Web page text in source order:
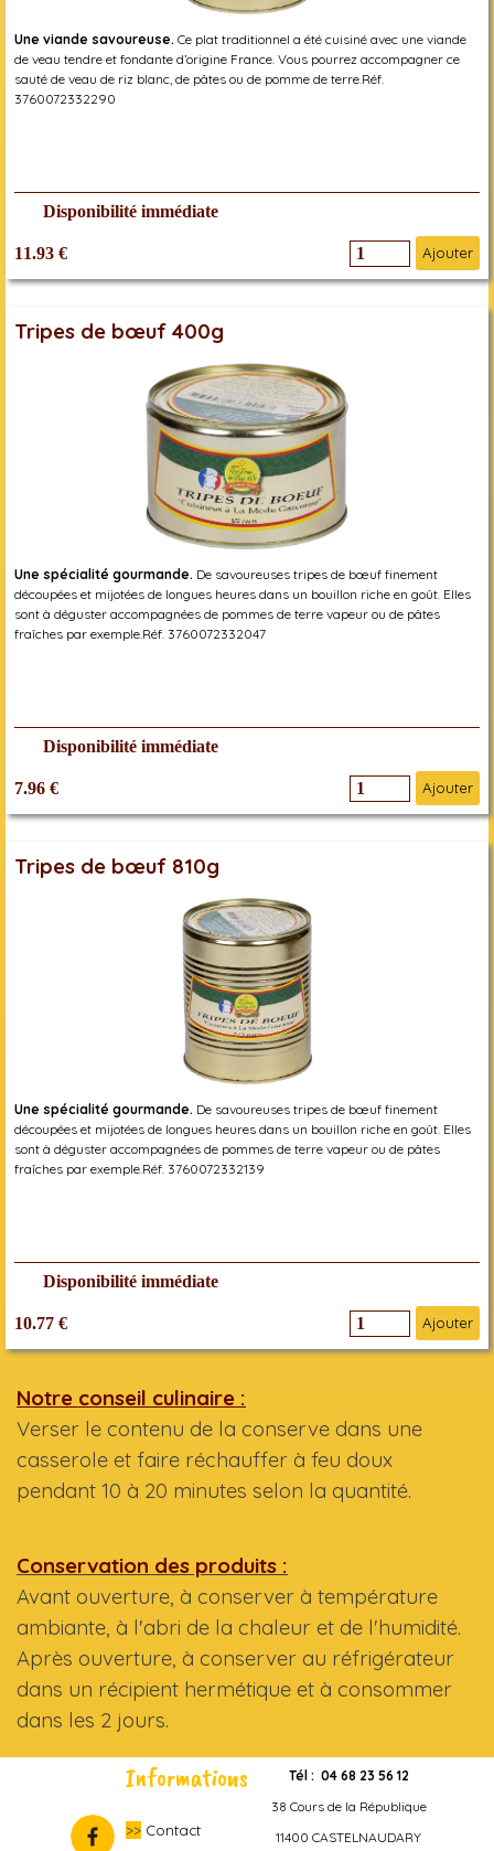
Une viande savoureuse. Ce plat traditionnel a été cuisiné avec une viande
de veau tendre et fondante d’origine France. Vous pourrez accompagner ce
sauté de veau de riz blanc, de pâtes ou de pomme de terre.Réf.
3760072332290
Disponibilité immédiate
11.93 € Ajouter
Tripes de bœuf 400g
Une spécialité gourmande. De savoureuses tripes de bœuf finement
découpées et mijotées de longues heures dans un bouillon riche en goût. Elles
sont à déguster accompagnées de pommes de terre vapeur ou de pâtes
fraîches par exemple.Réf. 3760072332047
Disponibilité immédiate
7.96 € Ajouter
Tripes de bœuf 810g
Une spécialité gourmande. De savoureuses tripes de bœuf finement
découpées et mijotées de longues heures dans un bouillon riche en goût. Elles
sont à déguster accompagnées de pommes de terre vapeur ou de pâtes
fraîches par exemple.Réf. 3760072332139
Disponibilité immédiate
10.77 € Ajouter
Notre conseil culinaire :
Verser le contenu de la conserve dans une
casserole et faire réchauffer à feu doux
pendant 10 à 20 minutes selon la quantité.
Conservation des produits :
Avant ouverture, à conserver à température
ambiante, à l'abri de la chaleur et de l'humidité.
Après ouverture, à conserver au réfrigérateur
dans un récipient hermétique et à consommer
dans les 2 jours.
Tél : 04 68 23 56 12
38 Cours de la République
11400 CASTELNAUDARY
Informations
>> Contact